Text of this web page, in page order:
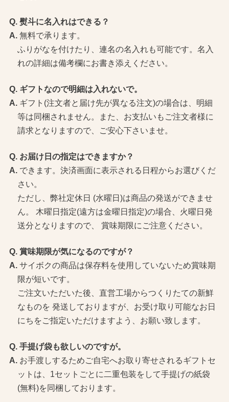
熨斗に名入れはできる？
無料で承ります。
ふりがなを付けたり、連名の名入れも可能です。名入
れの詳細は備考欄にお書き添えください。
ギフトなので明細は入れないで。
ギフト(注文者と届け先が異なる注文)の場合は、明細
等は同梱されません。また、お支払いもご注文者様に
請求となりますので、ご安心下さいませ。
お届け日の指定はできますか？
できます。決済画面に表示される日程からお選びくだ
さい。
ただし、弊社定休日 (水曜日)は商品の発送ができませ
ん。 木曜日指定(遠方は金曜日指定)の場合、火曜日発
送分となりますので、 賞味期限にご注意ください。
賞味期限が気になるのですが？
サイボクの商品は保存料を使用していないため賞味期
限が短いです。
ご注文いただいた後、直営工場からつくりたての新鮮
なものを 発送しておりますが、お受け取り可能なお日
にちをご指定いただけますよう、お願い致します。
手提げ袋も欲しいのですが。
お手渡しするためご自宅へお取り寄せされるギフトセ
ットは、1セットごとに二重包装をして手提げの紙袋
(無料)を同梱しております。